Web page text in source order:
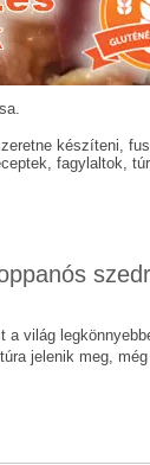
készíteni,
fagylaltok,
a világ
jelenik meg,